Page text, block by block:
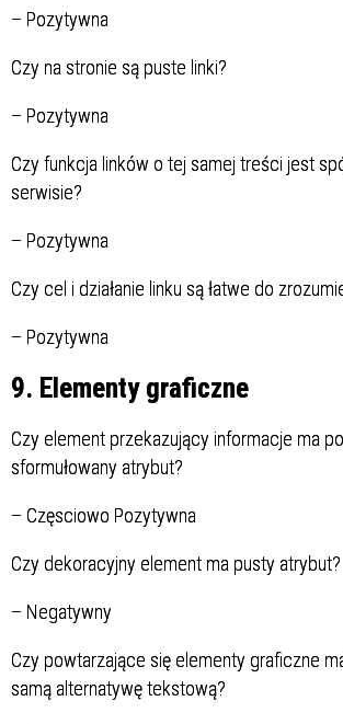
– Pozytywna
Czy na stronie są puste linki?
– Pozytywna
Czy funkcja linków o tej samej treści jest
serwisie?
– Pozytywna
Czy cel i działanie linku są łatwe do
– Pozytywna
9. Elementy graficzne
Czy element przekazujący informacje ma
sformułowany atrybut?
– Częsciowo Pozytywna
Czy dekoracyjny element ma pusty atrybut?
– Negatywny
Czy powtarzające się elementy graficzne
samą alternatywę tekstową?